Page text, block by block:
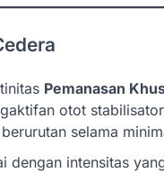
Pemanasan
otot
selama
dengan intensitas